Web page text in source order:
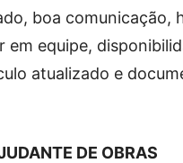
boa comunicação,
em equipe,
atualizado e
DE OBRAS